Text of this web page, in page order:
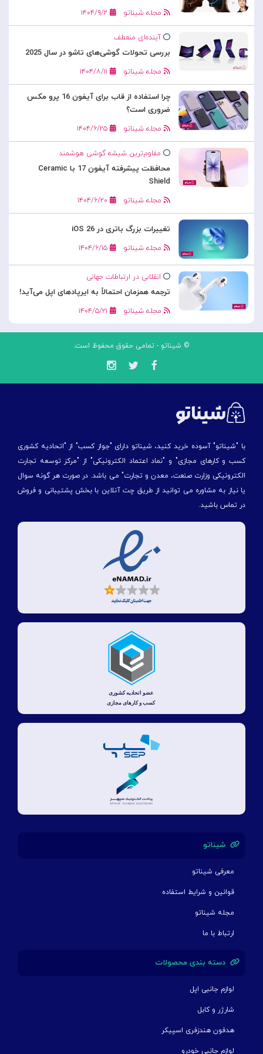
مجله شیناتو ۱۴۰۴/۹/۲
آینده‌ای منعطف
بررسی تحولات گوشی‌های تاشو در سال 2025
مجله شیناتو ۱۴۰۴/۸/۱۱
چرا استفاده از قاب برای آیفون 16 پرو مکس
ضروری است؟
مجله شیناتو ۱۴۰۴/۶/۲۵
مقاوم‌ترین شیشه گوشی هوشمند
محافظت پیشرفته آیفون 17 با Ceramic
Shield
مجله شیناتو ۱۴۰۴/۶/۲۰
تغییرات بزرگ باتری در iOS 26
مجله شیناتو ۱۴۰۴/۶/۱۵
انقلابی در ارتباطات جهانی
ترجمه همزمان احتمالاً به ایرپادهای اپل می‌آید!
مجله شیناتو ۱۴۰۴/۵/۲۱
© شیناتو - تمامی حقوق محفوظ است.
با "شیناتو" آسوده خرید کنید، شیناتو دارای "جواز کسب" از "اتحادیه کشوری
کسب و کارهای مجازی" و "نماد اعتماد الکترونیکی" از "مركز توسعه تجارت
الكترونیكی وزارت صنعت، معدن و تجارت" می باشد. در صورت هر گونه سوال
یا نیاز به مشاوره می توانید از طریق چت آنلاین با بخش پشتیبانی و فروش
در تماس باشید.
شیناتو
معرفی شیناتو
قوانین و شرایط استفاده
مجله شیناتو
ارتباط با ما
دسته بندی محصولات
لوازم جانبی اپل
شارژر و کابل
هدفون هندزفری اسپیکر
لوازم جانبی خودرو